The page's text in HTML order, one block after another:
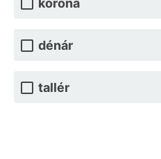
korona
dénár
tallér